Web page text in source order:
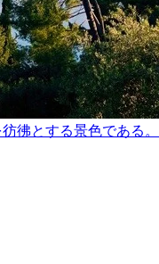
彿とする景色である。